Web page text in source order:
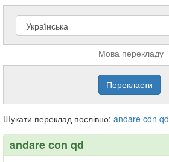
Мова перекладу
Шукати переклад послівно: andare con qd
andare con qd